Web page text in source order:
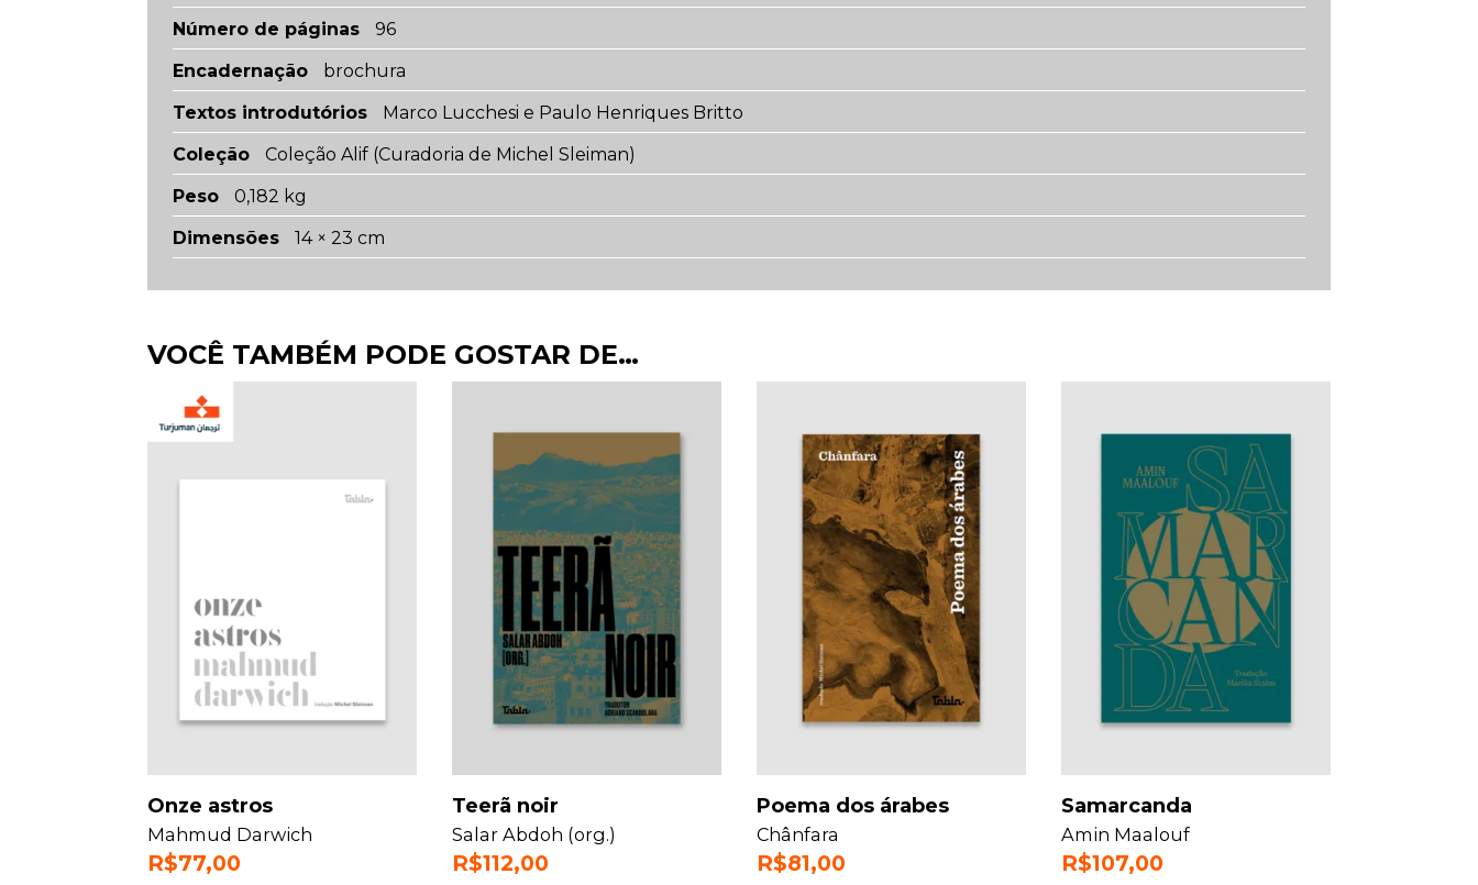
Número de páginas
96
Encadernação
brochura
Textos introdutórios
Marco Lucchesi e Paulo Henriques Britto
Coleção
Coleção Alif (Curadoria de Michel Sleiman)
Peso
0,182 kg
Dimensões
14 × 23 cm
VOCÊ TAMBÉM PODE GOSTAR DE…
Onze astros
Mahmud Darwich
R$77,00
Teerã noir
Salar Abdoh (org.)
R$112,00
Poema dos árabes
Chânfara
R$81,00
Samarcanda
Amin Maalouf
R$107,00